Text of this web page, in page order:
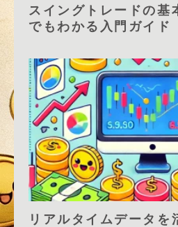
スイングトレードの基
でもわかる入門ガイド
リアルタイムデータを